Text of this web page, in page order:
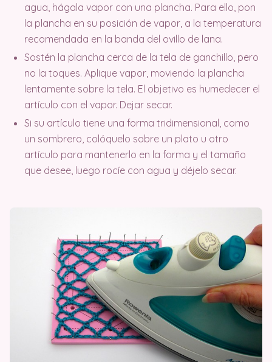
agua, hágala vapor con una plancha. Para ello, pon
la plancha en su posición de vapor, a la temperatura
recomendada en la banda del ovillo de lana.
Sostén la plancha cerca de la tela de ganchillo, pero
no la toques. Aplique vapor, moviendo la plancha
lentamente sobre la tela. El objetivo es humedecer el
artículo con el vapor. Dejar secar.
Si su artículo tiene una forma tridimensional, como
un sombrero, colóquelo sobre un plato u otro
artículo para mantenerlo en la forma y el tamaño
que desee, luego rocíe con agua y déjelo secar.